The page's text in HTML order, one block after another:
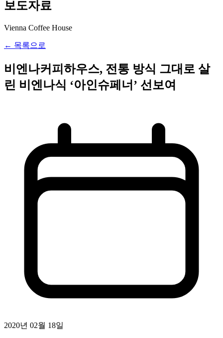
보도자료
Vienna Coffee House
← 목록으로
비엔나커피하우스, 전통 방식 그대로 살
린 비엔나식 ‘아인슈페너’ 선보여
2020년 02월 18일